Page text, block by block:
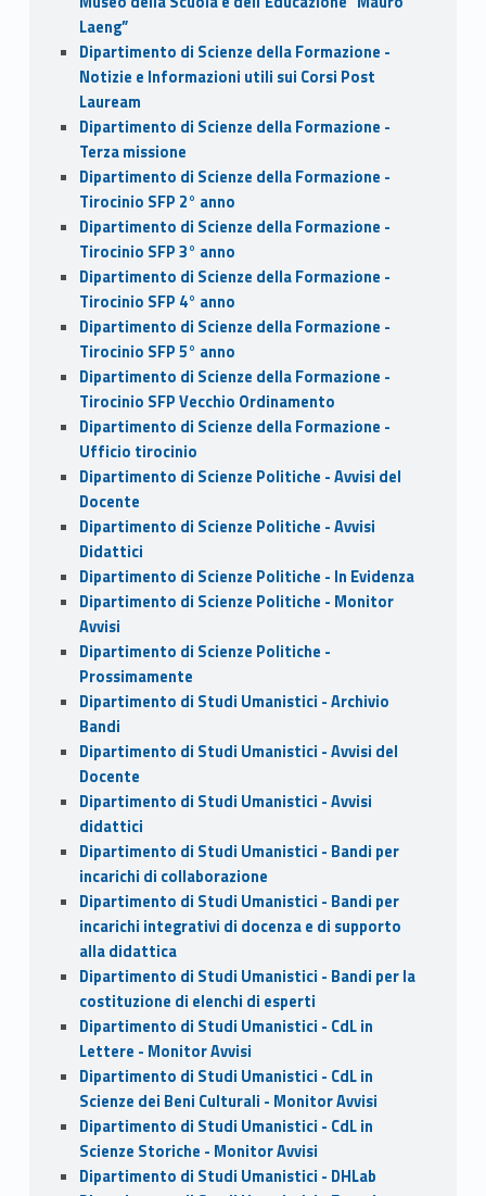
Laeng”
Dipartimento di Scienze della Formazione -
Notizie e Informazioni utili sui Corsi Post
Lauream
Dipartimento di Scienze della Formazione -
Terza missione
Dipartimento di Scienze della Formazione -
Tirocinio SFP 2° anno
Dipartimento di Scienze della Formazione -
Tirocinio SFP 3° anno
Dipartimento di Scienze della Formazione -
Tirocinio SFP 4° anno
Dipartimento di Scienze della Formazione -
Tirocinio SFP 5° anno
Dipartimento di Scienze della Formazione -
Tirocinio SFP Vecchio Ordinamento
Dipartimento di Scienze della Formazione -
Ufficio tirocinio
Dipartimento di Scienze Politiche - Avvisi del
Docente
Dipartimento di Scienze Politiche - Avvisi
Didattici
Dipartimento di Scienze Politiche - In Evidenza
Dipartimento di Scienze Politiche - Monitor
Avvisi
Dipartimento di Scienze Politiche -
Prossimamente
Dipartimento di Studi Umanistici - Archivio
Bandi
Dipartimento di Studi Umanistici - Avvisi del
Docente
Dipartimento di Studi Umanistici - Avvisi
didattici
Dipartimento di Studi Umanistici - Bandi per
incarichi di collaborazione
Dipartimento di Studi Umanistici - Bandi per
incarichi integrativi di docenza e di supporto
alla didattica
Dipartimento di Studi Umanistici - Bandi per la
costituzione di elenchi di esperti
Dipartimento di Studi Umanistici - CdL in
Lettere - Monitor Avvisi
Dipartimento di Studi Umanistici - CdL in
Scienze dei Beni Culturali - Monitor Avvisi
Dipartimento di Studi Umanistici - CdL in
Scienze Storiche - Monitor Avvisi
Dipartimento di Studi Umanistici - DHLab